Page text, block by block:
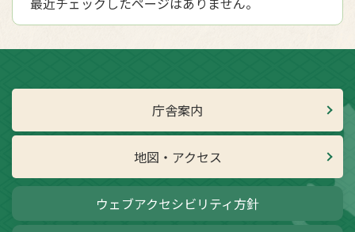
庁舎案内
地図・アクセス
ウェブアクセシビリティ方針